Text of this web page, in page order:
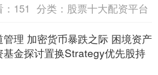
151 分类： 股票十大配资平台
管理 加密货币暴跌之际 困境资产
基金探讨置换Strategy优先股持